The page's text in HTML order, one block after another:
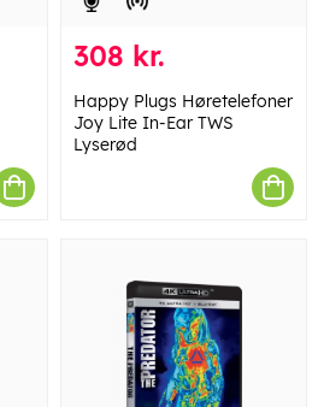
308 kr.
Happy Plugs Høretelefoner
Joy Lite In-Ear TWS
Lyserød